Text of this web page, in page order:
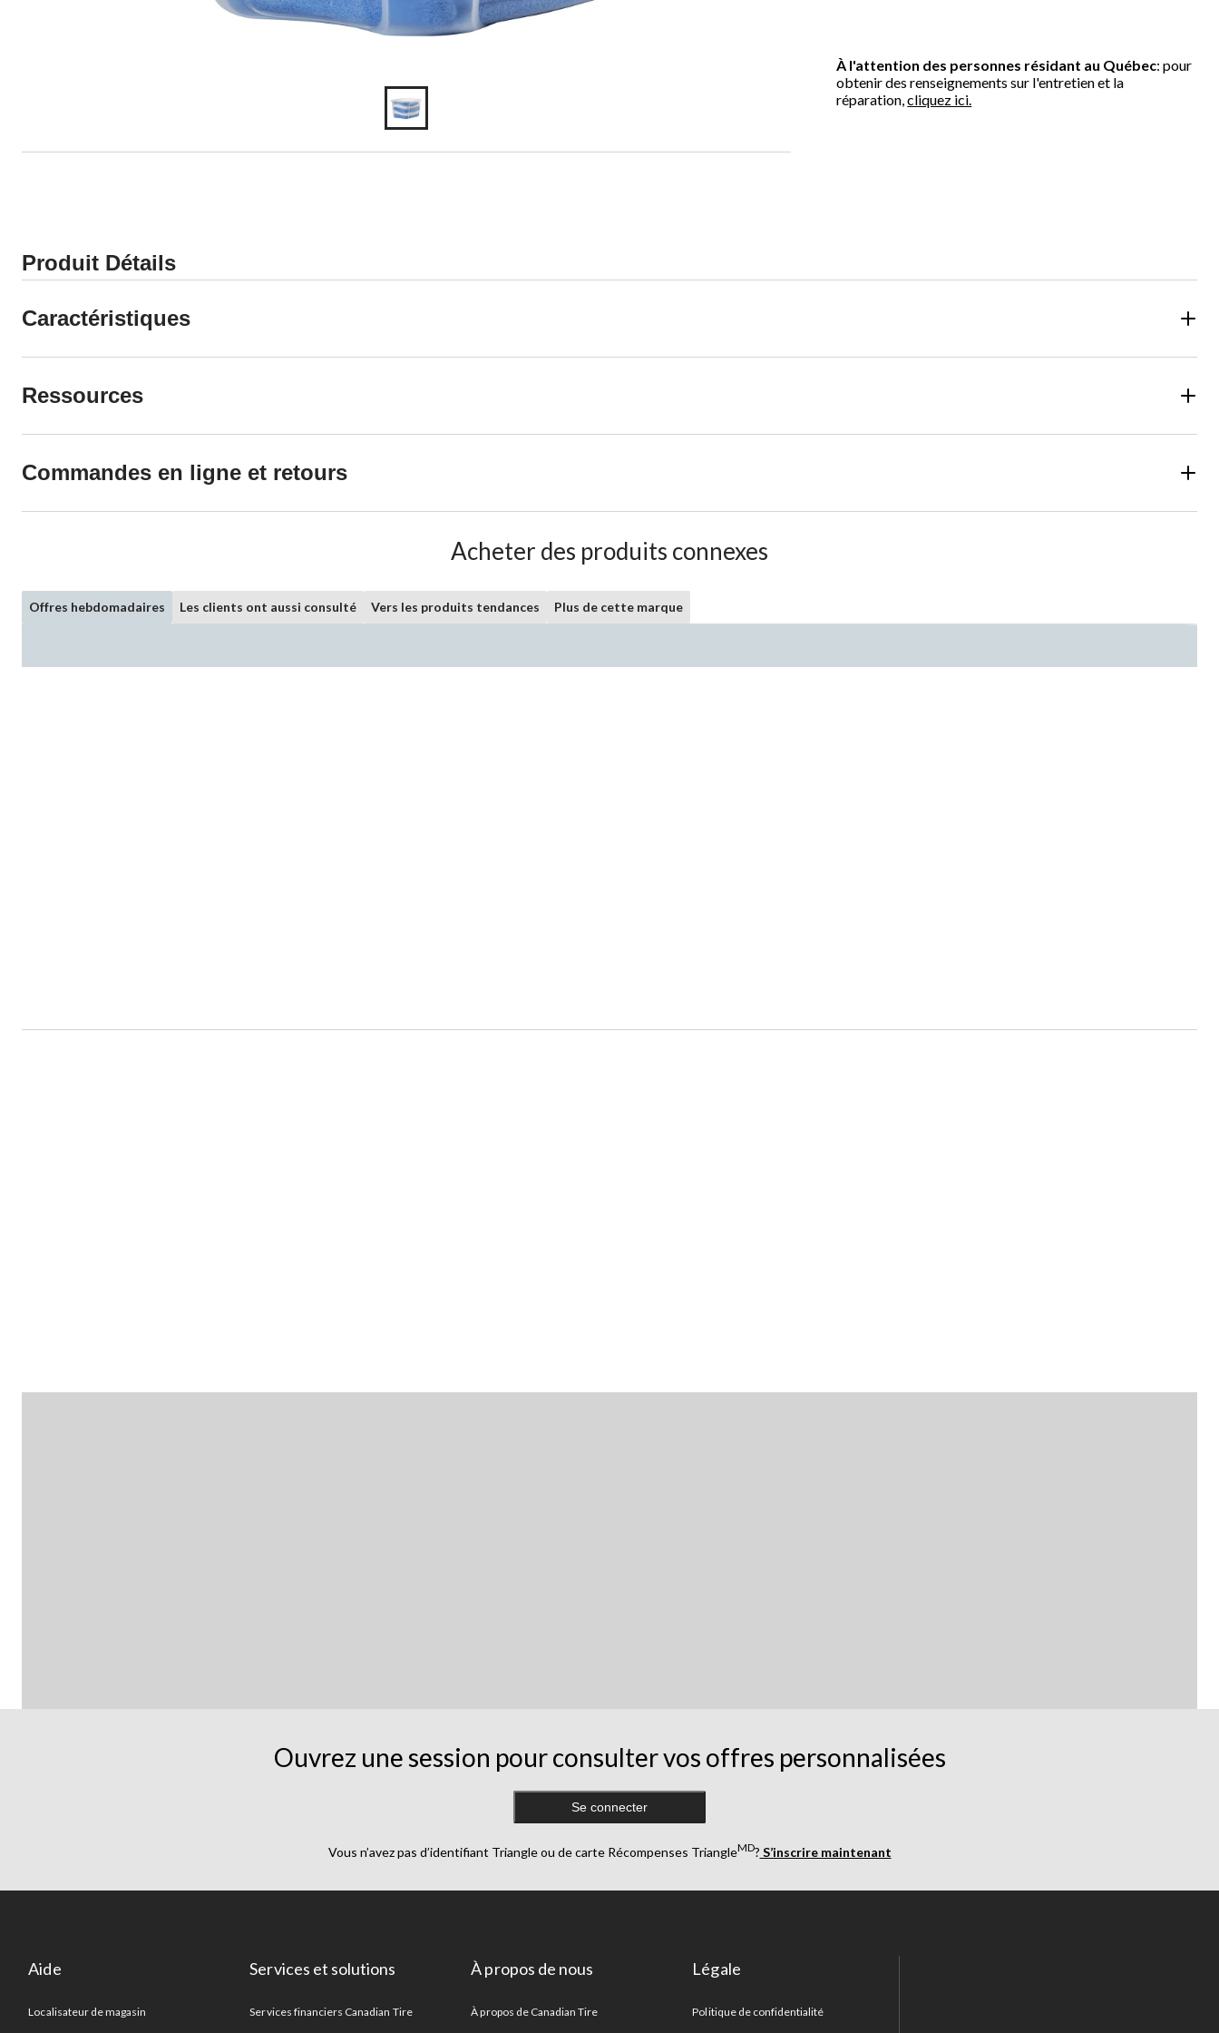
À l'attention des personnes résidant au Québec: pour
obtenir des renseignements sur l'entretien et la
réparation,cliquez ici.
Produit Détails
Caractéristiques
Ressources
Commandes en ligne et retours
Acheter des produits connexes
Offres hebdomadaires Les clients ont aussi consulté Vers les produits tendances Plus de cette marque
Ouvrez une session pour consulter vos offres personnalisées
Se connecter
Vous n’avez pas d’identifiant Triangle ou de carte Récompenses TriangleMD? S’inscrire maintenant
Aide
Localisateur de magasin
Services et solutions
Services financiers Canadian Tire
À propos de nous
À propos de Canadian Tire
Légale
Politique de confidentialité